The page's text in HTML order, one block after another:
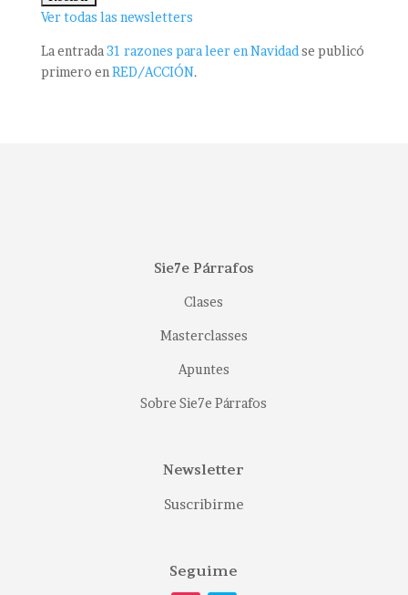
Ver todas las newsletters
La entrada 31 razones para leer en Navidad se publicó
primero en RED/ACCIÓN.
Sie7e Párrafos
Clases
Masterclasses
Apuntes
Sobre Sie7e Párrafos
Newsletter
Suscribirme
Seguime